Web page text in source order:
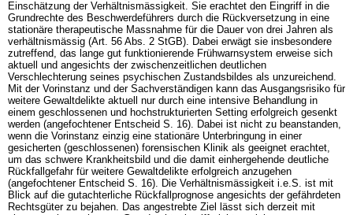
Einschätzung der Verhältnismässigkeit. Sie erachtet den Eingriff in die
Grundrechte des Beschwerdeführers durch die Rückversetzung in eine
stationäre therapeutische Massnahme für die Dauer von drei Jahren als
verhältnismässig (Art. 56 Abs. 2 StGB). Dabei erwägt sie insbesondere
zutreffend, das lange gut funktionierende Frühwarnsystem erweise sich
aktuell und angesichts der zwischenzeitlichen deutlichen
Verschlechterung seines psychischen Zustandsbildes als unzureichend.
Mit der Vorinstanz und der Sachverständigen kann das Ausgangsrisiko für
weitere Gewaltdelikte aktuell nur durch eine intensive Behandlung in
einem geschlossenen und hochstrukturierten Setting erfolgreich gesenkt
werden (angefochtener Entscheid S. 16). Dabei ist nicht zu beanstanden,
wenn die Vorinstanz einzig eine stationäre Unterbringung in einer
gesicherten (geschlossenen) forensischen Klinik als geeignet erachtet,
um das schwere Krankheitsbild und die damit einhergehende deutliche
Rückfallgefahr für weitere Gewaltdelikte erfolgreich anzugehen
(angefochtener Entscheid S. 16). Die Verhältnismässigkeit i.e.S. ist mit
Blick auf die gutachterliche Rückfallprognose angesichts der gefährdeten
Rechtsgüter zu bejahen. Das angestrebte Ziel lässt sich derzeit mit